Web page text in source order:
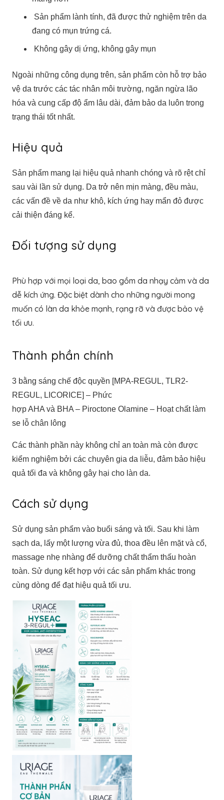
Sản phẩm lành tính, đã được thử nghiệm trên da
đang có mụn trứng cá.
Không gây dị ứng, không gây mụn
Ngoài những công dụng trên, sản phẩm còn hỗ trợ bảo
vệ da trước các tác nhân môi trường, ngăn ngừa lão
hóa và cung cấp độ ẩm lâu dài, đảm bảo da luôn trong
trạng thái tốt nhất.
Hiệu quả
Sản phẩm mang lại hiệu quả nhanh chóng và rõ rệt chỉ
sau vài lần sử dụng. Da trở nên mịn màng, đều màu,
các vấn đề về da như khô, kích ứng hay mẩn đỏ được
cải thiện đáng kể.
Đối tượng sử dụng
Phù hợp với mọi loại da, bao gồm da nhạy cảm và da
dễ kích ứng. Đặc biệt dành cho những người mong
muốn có làn da khỏe mạnh, rạng rỡ và được bảo vệ
tối ưu.
Thành phần chính
3 bằng sáng chế độc quyền [MPA-REGUL, TLR2-
REGUL, LICORICE] – Phức
hợp AHA và BHA – Piroctone Olamine – Hoạt chất làm
se lỗ chân lông
Các thành phần này không chỉ an toàn mà còn được
kiểm nghiệm bởi các chuyên gia da liễu, đảm bảo hiệu
quả tối đa và không gây hại cho làn da.
Cách sử dụng
Sử dụng sản phẩm vào buổi sáng và tối. Sau khi làm
sạch da, lấy một lượng vừa đủ, thoa đều lên mặt và cổ,
massage nhẹ nhàng để dưỡng chất thẩm thấu hoàn
toàn. Sử dụng kết hợp với các sản phẩm khác trong
cùng dòng để đạt hiệu quả tối ưu.